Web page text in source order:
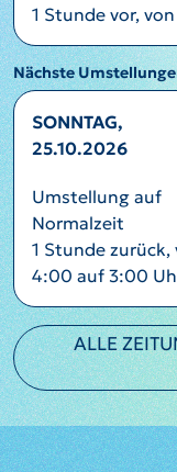
1 Stunde vor,
Nächste
SONNTAG,
25.10.2026
Umstellung auf
Normalzeit
1 Stunde zurück,
4:00 auf 3:00
ALLE